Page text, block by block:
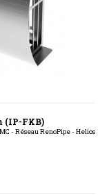
(IP-FKB)
- Réseau RenoPipe - Helios